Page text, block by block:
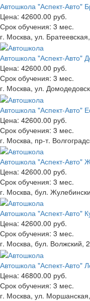
Автошкола "Аспект-Авто"
Цена: 42600.00 руб.
Срок обучения: 3 мес.
г. Москва, ул.
Автошкола "Аспект-Авто"
Цена: 42600.00 руб.
Срок обучения: 3 мес.
г. Москва, ул.
Автошкола "Аспект-Авто"
Цена: 42600.00 руб.
Срок обучения: 3 мес.
г. Москва, пр-т.
Автошкола "Аспект-Авто"
Цена: 42600.00 руб.
Срок обучения: 3 мес.
г. Москва, бул.
Автошкола "Аспект-Авто"
Цена: 42600.00 руб.
Срок обучения: 3 мес.
г. Москва, бул. Волжский,
Автошкола "Аспект-Авто"
Цена: 46800.00 руб.
Срок обучения: 3 мес.
г. Москва, ул.